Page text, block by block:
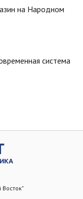
на Народном
система